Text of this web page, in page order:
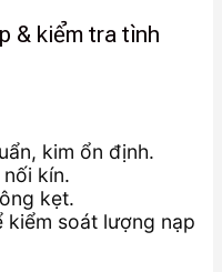
& kiểm tra tình
kim ổn định.
kín.
kẹt.
kiểm soát lượng nạp